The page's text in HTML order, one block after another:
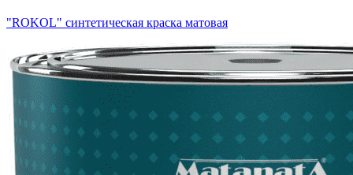
"ROKOL" синтетическая краска матовая